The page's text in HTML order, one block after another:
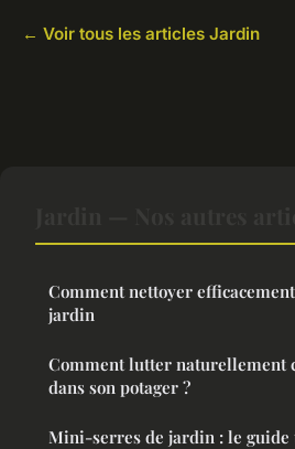
← Voir tous les articles Jardin
Comment nettoyer
jardin
Comment lutter naturellement
dans son potager ?
Mini-serres de jardin : le guide